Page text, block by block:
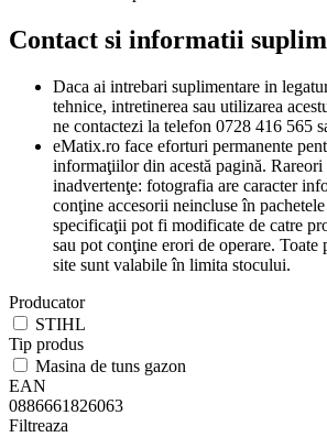
Contact si informatii
Daca ai intrebari suplimentare in
tehnice, intretinerea sau utilizarea
ne contactezi la telefon 0728 416 565
eMatix.ro face eforturi permanente
informaţiilor din acestă pagină. Rareori
inadvertenţe: fotografia are caracter
conţine accesorii neincluse în
specificaţii pot fi modificate de catre
sau pot conţine erori de operare. Toate
site sunt valabile în limita stocului.
Producator
STIHL
Tip produs
Masina de tuns gazon
EAN
0886661826063
Filtreaza